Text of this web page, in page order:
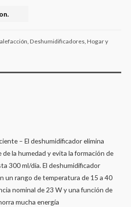
, Deshumidificadores, Hogar y
– El deshumidificador elimina
la humedad y evita la formación de
300 ml/día. El deshumidificador
un rango de temperatura de 15 a 40
nominal de 23 W y una función de
mucha energía